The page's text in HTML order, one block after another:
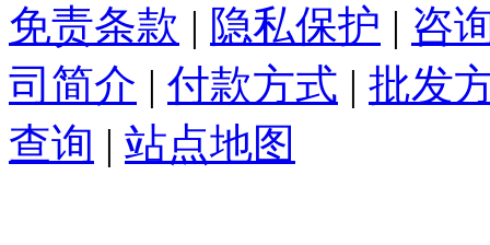
免责条款 | 隐私保护 | 咨
司简介 | 付款方式 | 批发
查询 | 站点地图